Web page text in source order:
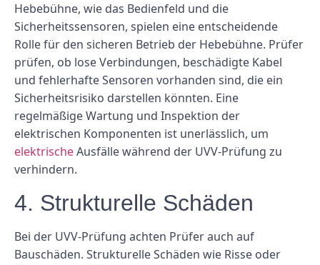
Hebebühne, wie das Bedienfeld und die
Sicherheitssensoren, spielen eine entscheidende
Rolle für den sicheren Betrieb der Hebebühne. Prüfer
prüfen, ob lose Verbindungen, beschädigte Kabel
und fehlerhafte Sensoren vorhanden sind, die ein
Sicherheitsrisiko darstellen könnten. Eine
regelmäßige Wartung und Inspektion der
elektrischen Komponenten ist unerlässlich, um
elektrischeAusfälle während der UVV-Prüfung zu
verhindern.
4. Strukturelle Schäden
Bei der UVV-Prüfung achten Prüfer auch auf
Bauschäden. Strukturelle Schäden wie Risse oder